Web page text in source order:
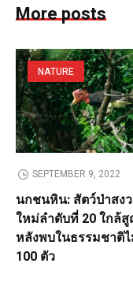
More posts
NATURE
SEPTEMBER 9, 2022
นกชนหิน: สัตว์ป่าสง
ใหม่ลำดับที่ 20 ใกล้
หลังพบในธรรมชาติ
100 ตัว